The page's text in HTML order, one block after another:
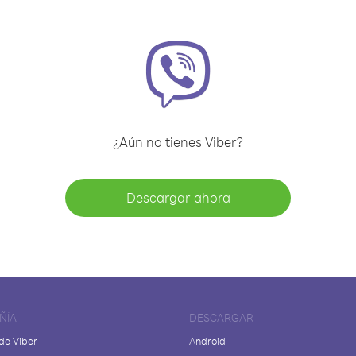
¿Aún no tienes Viber?
Descargar ahora
Viber
DESCARGAR
Android